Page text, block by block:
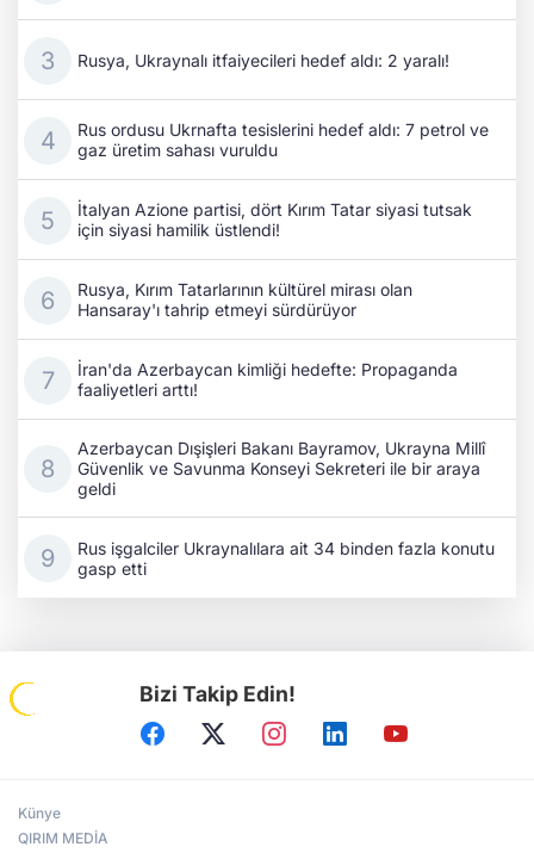
Rusya, Ukraynalı itfaiyecileri hedef aldı: 2 yaralı!
Rus ordusu Ukrnafta tesislerini hedef aldı: 7 petrol ve
gaz üretim sahası vuruldu
İtalyan Azione partisi, dört Kırım Tatar siyasi tutsak
için siyasi hamilik üstlendi!
Rusya, Kırım Tatarlarının kültürel mirası olan
Hansaray'ı tahrip etmeyi sürdürüyor
İran'da Azerbaycan kimliği hedefte: Propaganda
faaliyetleri arttı!
Azerbaycan Dışişleri Bakanı Bayramov, Ukrayna Millî
Güvenlik ve Savunma Konseyi Sekreteri ile bir araya
geldi
Rus işgalciler Ukraynalılara ait 34 binden fazla konutu
gasp etti
Bizi Takip Edin!
Künye
QIRIM MEDİA